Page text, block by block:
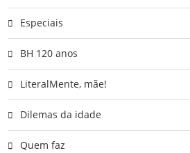
Especiais
BH 120 anos
LiteralMente, mãe!
Dilemas da idade
Quem faz